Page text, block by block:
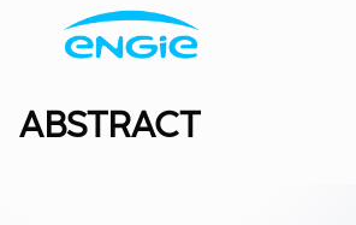
ABSTRACT